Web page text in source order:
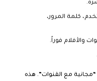
كلمة المرور،
مع القنوات”. هذه